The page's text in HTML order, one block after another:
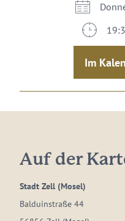
Im
Auf der
Stadt Zell (Mosel)
Balduinstraße 44